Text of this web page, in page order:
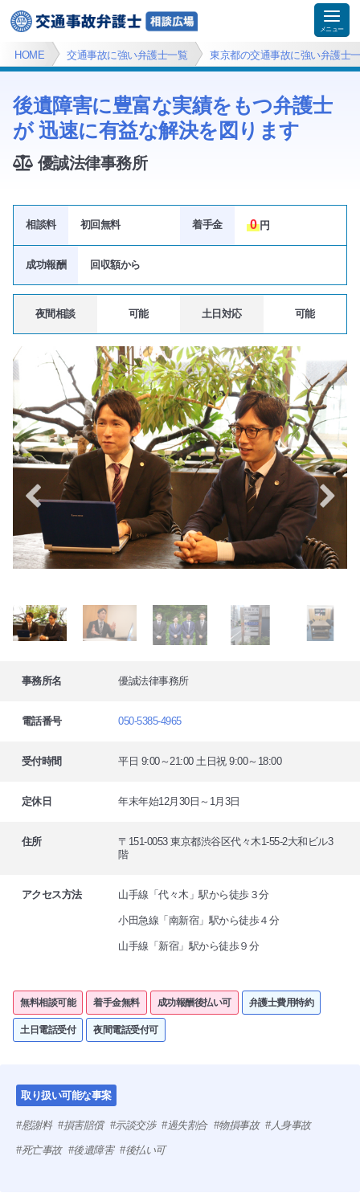
HOME 交通事故に強い弁護士一覧 東京都の交通事故に強い弁護士
後遺障害に豊富な実績をもつ弁護士
が 迅速に有益な解決を図ります
優誠法律事務所
相談料 初回無料 着手金 0 円
成功報酬 回収額から
夜間相談 可能 土日対応 可能
事務所名 優誠法律事務所
電話番号 050-5385-4965
受付時間 平日 9:00～21:00 土日祝 9:00～18:00
定休日 年末年始12月30日～1月3日
住所
〒151-0053 東京都渋谷区代々木1-55-2大和ビル3
階
アクセス方法 山手線「代々木」駅から徒歩３分
小田急線「南新宿」駅から徒歩４分
山手線「新宿」駅から徒歩９分
無料相談可能 着手金無料 成功報酬後払い可 弁護士費用特約
土日電話受付 夜間電話受付可
取り扱い可能な事案
慰謝料 損害賠償 示談交渉 過失割合 物損事故 人身事故
死亡事故 後遺障害 後払い可